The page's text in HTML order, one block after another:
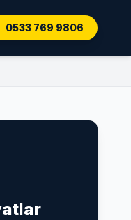
0533 769 9806